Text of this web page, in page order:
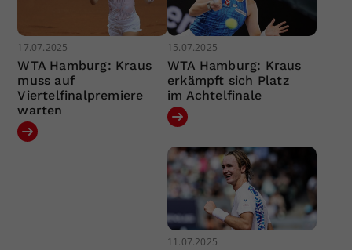
17.07.2025
WTA Hamburg: Kraus
muss auf
Viertelfinalpremiere
warten
15.07.2025
WTA Hamburg: Kraus
erkämpft sich Platz
im Achtelfinale
11.07.2025